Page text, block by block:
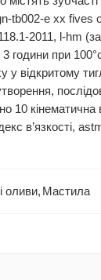
tb002-e xx
2011, l-hm
3 години при
у відкритому
10
в’язкості,
оливи, Мастила